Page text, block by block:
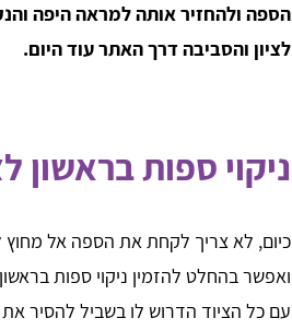
הספה ולהחזיר אותה למראה היפה
לציון והסביבה דרך האתר עוד היום.
ניקוי ספות בראשון
כיום, לא צריך לקחת את הספה אל מחוץ
ואפשר בהחלט להזמין ניקוי ספות
עם כל הציוד הדרוש לו בשביל להסיר